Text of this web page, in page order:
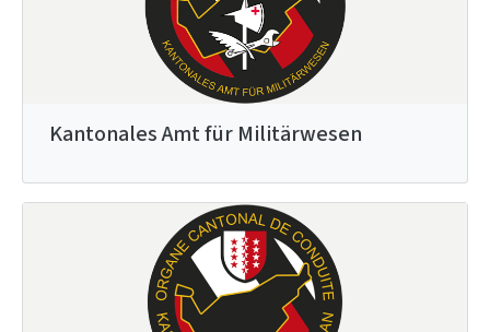
Kantonales Amt für Militärwesen